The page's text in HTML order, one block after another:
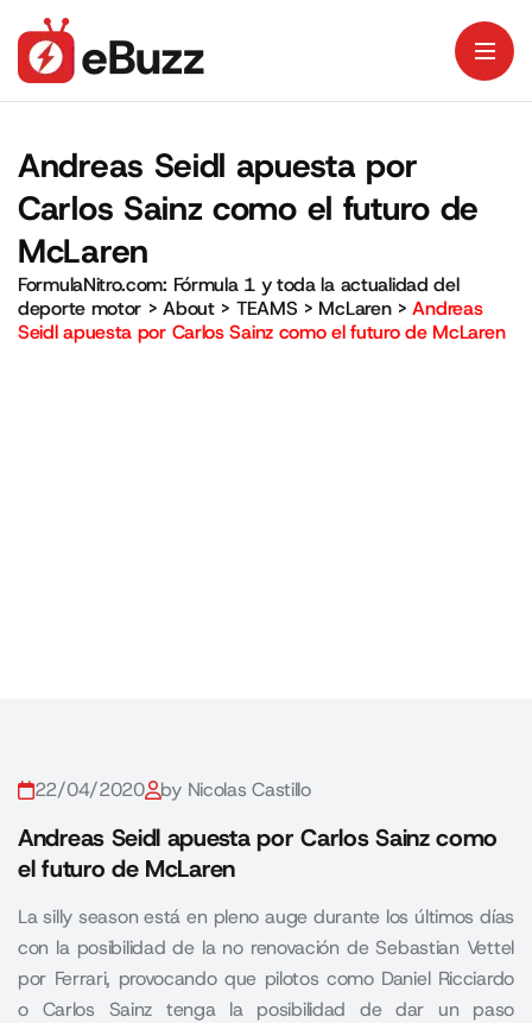
Andreas Seidl apuesta por
Carlos Sainz como el futuro de
McLaren
FormulaNitro.com: Fórmula 1 y toda la actualidad del
deporte motor >About> TEAMS > McLaren>Andreas
Seidl apuesta por Carlos Sainz como el futuro de McLaren
22/04/2020 by Nicolas Castillo
Andreas Seidl apuesta por Carlos Sainz como
el futuro de McLaren
La silly season está en pleno auge durante los últimos días
con la posibilidad de la no renovación de Sebastian Vettel
por Ferrari, provocando que pilotos como Daniel Ricciardo
o Carlos Sainz tenga la posibilidad de dar un paso